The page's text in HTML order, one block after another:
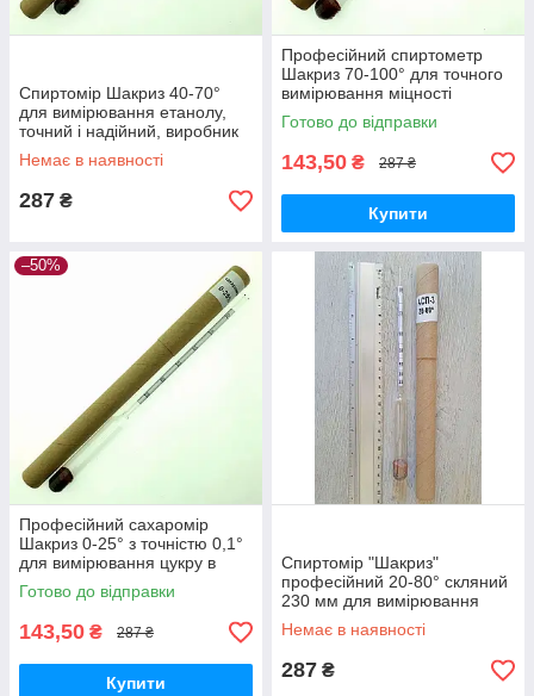
Спиртомір Шакриз 40-70°
для вимірювання етанолу,
точний і надійний, виробник
Україна
Немає в наявності
287 ₴
Професійний спиртометр
Шакриз 70-100° для точного
вимірювання міцності
дистилятів, з точністю 1°
Готово до відправки
143,50 ₴ 287 ₴
Купити
–50%
Професійний сахаромір
Шакриз 0-25° з точністю 0,1°
для вимірювання цукру в
рідині, Україна
Готово до відправки
143,50 ₴ 287 ₴
Купити
Спиртомір "Шакриз"
професійний 20-80° скляний
230 мм для вимірювання
міцності дистилятів і
настоянок
Немає в наявності
287 ₴